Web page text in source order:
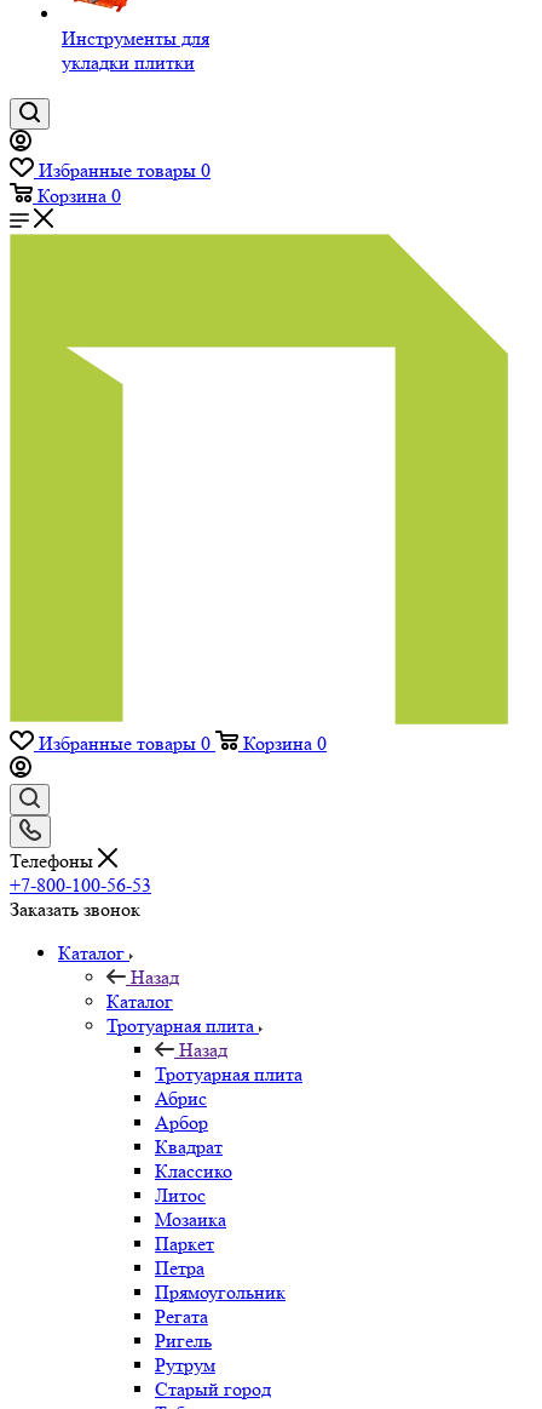
Инструменты для
укладки плитки
Избранные товары 0
Корзина 0
Избранные товары 0 Корзина 0
Телефоны
+7-800-100-56-53
Заказать звонок
Каталог
Назад
Каталог
Тротуарная плита
Назад
Тротуарная плита
Абрис
Арбор
Квадрат
Классико
Литос
Мозаика
Паркет
Петра
Прямоугольник
Регата
Ригель
Рутрум
Старый город